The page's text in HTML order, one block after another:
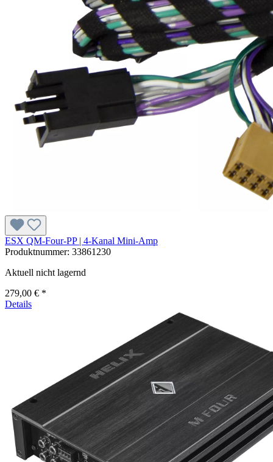
ESX QM-Four-PP | 4-Kanal Mini-Amp
Produktnummer: 33861230
Aktuell nicht lagernd
279,00 € *
Details